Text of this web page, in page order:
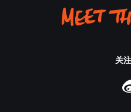
关